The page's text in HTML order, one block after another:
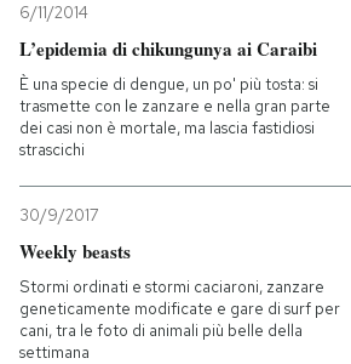
6/11/2014
L’epidemia di chikungunya ai Caraibi
È una specie di dengue, un po' più tosta: si
trasmette con le zanzare e nella gran parte
dei casi non è mortale, ma lascia fastidiosi
strascichi
30/9/2017
Weekly beasts
Stormi ordinati e stormi caciaroni, zanzare
geneticamente modificate e gare di surf per
cani, tra le foto di animali più belle della
settimana